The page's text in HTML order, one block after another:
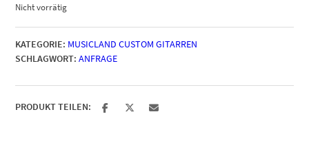
Nicht vorrätig
KATEGORIE: MUSICLAND CUSTOM GITARREN
SCHLAGWORT: ANFRAGE
PRODUKT TEILEN: